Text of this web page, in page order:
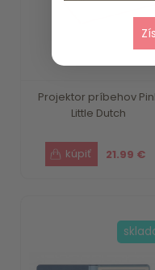
Projektor príbehov
Little Dutch
21.99 €